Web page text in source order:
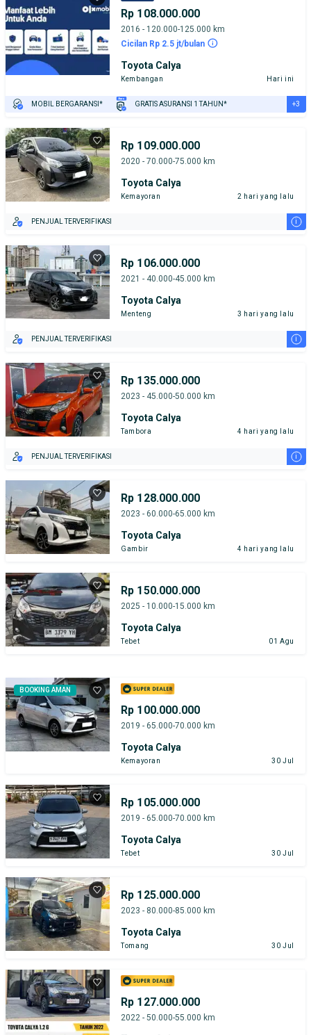
Rp 108.000.000
2016 - 120.000-125.000 km
Cicilan Rp 2.5 jt/bulan
Toyota Calya
Kembangan Hari ini
MOBIL BERGARANSI* GRATIS ASURANSI 1 TAHUN*
PENJUAL TERVERIFIKASI
+3
Rp 109.000.000
2020 - 70.000-75.000 km
Toyota Calya
Kemayoran 2 hari yang lalu
PENJUAL TERVERIFIKASI i
Rp 106.000.000
2021 - 40.000-45.000 km
Toyota Calya
Menteng 3 hari yang lalu
PENJUAL TERVERIFIKASI i
Rp 135.000.000
2023 - 45.000-50.000 km
Toyota Calya
Tambora 4 hari yang lalu
PENJUAL TERVERIFIKASI i
Rp 128.000.000
2023 - 60.000-65.000 km
Toyota Calya
Gambir 4 hari yang lalu
Rp 150.000.000
2025 - 10.000-15.000 km
Toyota Calya
Tebet 01 Agu
BOOKING AMAN
Rp 100.000.000
2019 - 65.000-70.000 km
Toyota Calya
Kemayoran 30 Jul
Rp 105.000.000
2019 - 65.000-70.000 km
Toyota Calya
Tebet 30 Jul
Rp 125.000.000
2023 - 80.000-85.000 km
Toyota Calya
Tomang 30 Jul
Rp 127.000.000
2022 - 50.000-55.000 km